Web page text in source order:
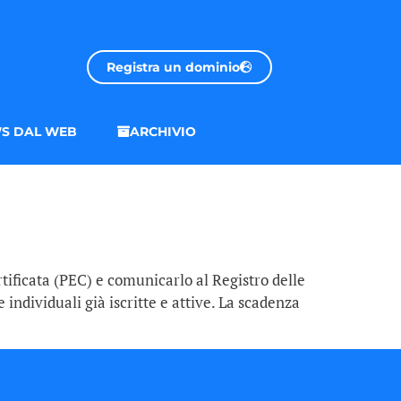
Registra un dominio
DAL WEB ARCHIVIO
(PEC) e comunicarlo al Registro delle
individuali già iscritte e attive. La scadenza